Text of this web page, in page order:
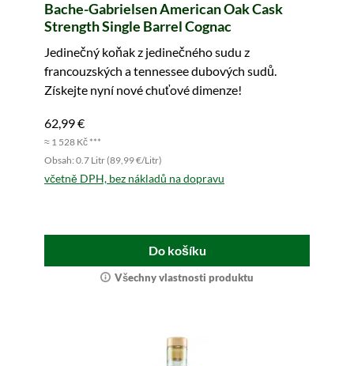
Bache-Gabrielsen American Oak Cask
Strength Single Barrel Cognac
Jedinečný koňak z jedinečného sudu z
francouzských a tennessee dubových sudů.
Získejte nyní nové chuťové dimenze!
62,99 €
≈ 1 528 Kč ***
Obsah: 0.7 Litr (89,99 €/Litr)
včetně DPH, bez nákladů na dopravu
Do košíku
Všechny vlastnosti produktu